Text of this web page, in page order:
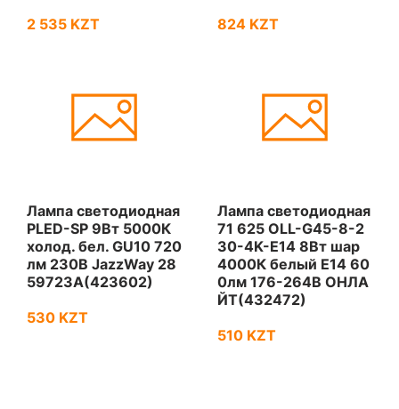
2 535 KZT
824 KZT
Лампа светодиодная
PLED-SP 9Вт 5000К
холод. бел. GU10 720
лм 230В JazzWay 28
59723A(423602)
530 KZT
Лампа светодиодная
71 625 OLL-G45-8-2
30-4K-E14 8Вт шар
4000К белый E14 60
0лм 176-264В ОНЛА
ЙТ(432472)
510 KZT